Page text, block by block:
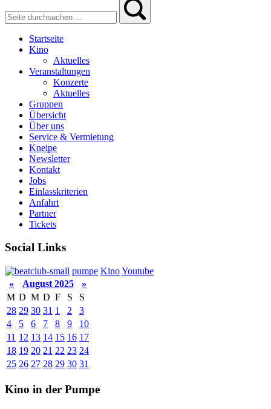
Startseite
Kino
Aktuelles
Veranstaltungen
Konzerte
Aktuelles
Gruppen
Übersicht
Über uns
Service & Vermietung
Kneipe
Newsletter
Kontakt
Jobs
Einlasskriterien
Anfahrt
Partner
Tickets
Social Links
pumpe KinoYoutube
«
August 2025
»
M D M D F S
S
28 29 30 31 1 2
3
4
5 6 7 8 9
10
11 12 13 14 15 16 17
18 19 20 21 22 23 24
25 26 27 28 29 30 31
Kino in der Pumpe